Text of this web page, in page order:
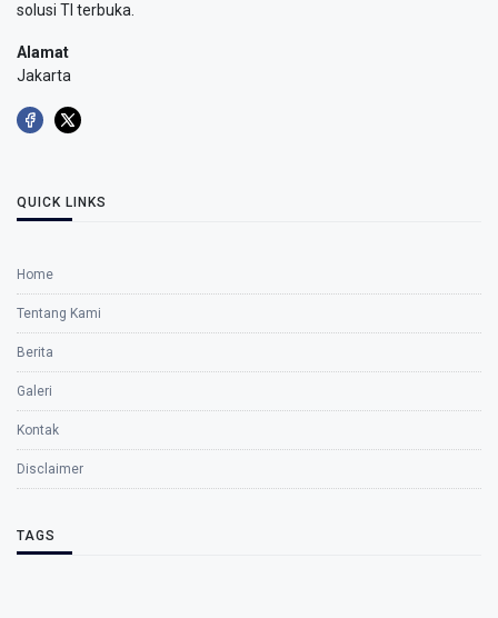
solusi TI terbuka.
Alamat
Jakarta
QUICK LINKS
Home
Tentang Kami
Berita
Galeri
Kontak
Disclaimer
TAGS